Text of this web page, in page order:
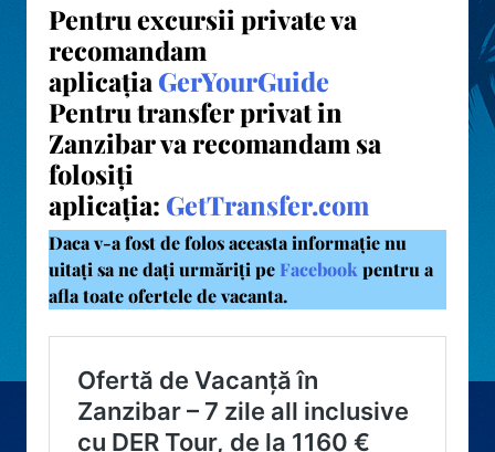
Pentru excursii private va
recomandam
aplicația GerYourGuide
Pentru transfer privat in
Zanzibar va recomandam sa
folosiți
aplicația: GetTransfer.com
Daca v-a fost de folos aceasta informație nu
uitați sa ne dați urmăriți pe Facebook pentru a
afla toate ofertele de vacanta.